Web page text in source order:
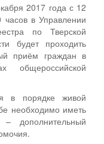
2017 года с 12
часов в Управлении
по Тверской
будет проходить
приём граждан в
общероссийской
в порядке живой
необходимо иметь
дополнительный